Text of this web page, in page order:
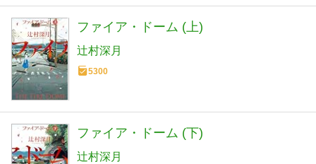
ファイア・ドーム (上)
辻村深月
5300
ファイア・ドーム (下)
辻村深月